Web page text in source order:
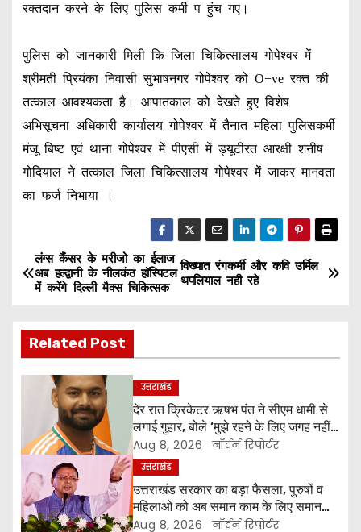
रक्तदान करने के लिए पुलिस कर्मी प हुंच गए।
पुलिस को जानकारी मिली कि जिला चिकित्सालय गोपेश्वर में
श्रीमती प्रियंका निवासी सुभाषनगर गोपेश्वर को O+ve रक्त की
तत्काल आवश्यकता है। आपातकाल को देखते हुए विशेष
अभिसूचना अधिकारी कार्यालय गोपेश्वर में तैनात महिला पुलिसकर्मी
मंजू बिष्ट एवं थाना गोपेश्वर में पीएसी में ड्यूटीरत आरक्षी शनीष
गोदियाल ने तत्काल जिला चिकित्सालय गोपेश्वर में जाकर मानवता
का फर्ज निभाया ।
P
s
t
a
v
i
विख्यात रंगकर्मी और कवि उर्मिल
थपलियाल नही रहे
लंग्स कैंसर के मरीजो का ईलाज
अब हल्द्वानी के नीलकंठ हॉस्पिटल
में करेंगे दिल्ली मैक्स चिकित्सक
Related Post
उत्तराखंड
देर रात क्रिकेटर ऋषभ पंत ने सीएम धामी से
लगाई गुहार, बोले ‘मुझे रहने के लिए जगह नहीं
मिल रही’
Aug 8, 2026 नॉर्दर्न रिपोर्टर
उत्तराखंड
उत्तराखंड सरकार का बड़ा फैसला, पुरुषों व
महिलाओं को अब समान काम के लिए समान
वेतन
Aug 8, 2026 नॉर्दर्न रिपोर्टर